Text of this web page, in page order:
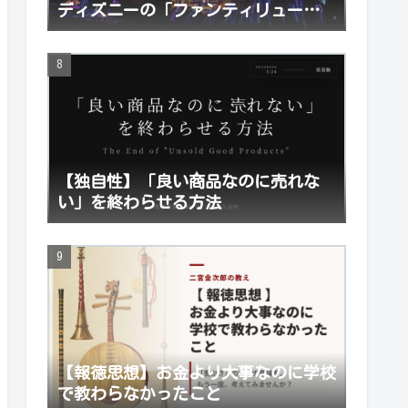
ディズニーの「ファンティリュージョ
ン！」魅力特集
【独自性】「良い商品なのに売れな
い」を終わらせる方法
【報徳思想】お金より大事なのに学校
で教わらなかったこと